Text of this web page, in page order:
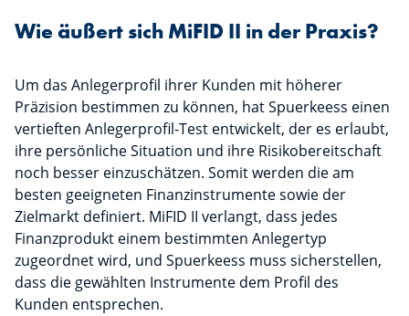
Wie äußert sich MiFID II in der Praxis?
Um das Anlegerprofil ihrer Kunden mit höherer
Präzision bestimmen zu können, hat Spuerkeess einen
vertieften Anlegerprofil-Test entwickelt, der es erlaubt,
ihre persönliche Situation und ihre Risikobereitschaft
noch besser einzuschätzen. Somit werden die am
besten geeigneten Finanzinstrumente sowie der
Zielmarkt definiert. MiFID II verlangt, dass jedes
Finanzprodukt einem bestimmten Anlegertyp
zugeordnet wird, und Spuerkeess muss sicherstellen,
dass die gewählten Instrumente dem Profil des
Kunden entsprechen.